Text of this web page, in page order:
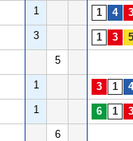
1
3
5
1
1
6